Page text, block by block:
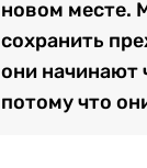
новом месте.
сохранить
они начинают
потому что